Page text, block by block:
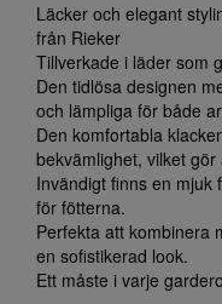
Läcker och elegant
från Rieker
Tillverkade i läder som
Den tidlösa designen
och lämpliga för både
Den komfortabla
bekvämlighet, vilket
Invändigt finns en mjuk
för fötterna.
Perfekta att kombinera
en sofistikerad look.
Ett måste i varje